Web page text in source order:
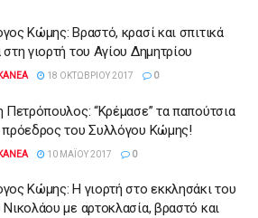
Κώμης: Βραστό, κρασί και σπιτικά
στη γιορτή του Αγίου Δημητρίου
18 ΟΚΤΩΒΡΊΟΥ 2017 0
Πετρόπουλος: “Κρέμασε” τα παπούτσια
του Συλλόγου Κώμης!
10 ΜΑΪ́ΟΥ 2017 0
Κώμης: Η γιορτή στο εκκλησάκι του
Νικολάου με αρτοκλασία, βραστό και